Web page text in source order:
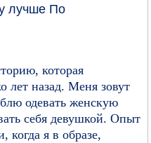
лучше По
которая
лет назад. Меня зовут
одевать женскую
себя девушкой. Опыт
когда я в образе,